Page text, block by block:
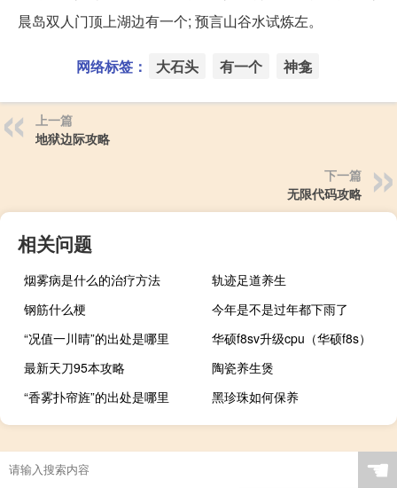
晨岛双人门顶上湖边有一个; 预言山谷水试炼左。
网络标签： 大石头 有一个 神龛
上一篇
地狱边际攻略
下一篇
无限代码攻略
相关问题
烟雾病是什么的治疗方法
轨迹足道养生
钢筋什么梗
今年是不是过年都下雨了
“况值一川晴”的出处是哪里
华硕f8sv升级cpu（华硕f8s）
最新天刀95本攻略
陶瓷养生煲
“香雾扑帘旌”的出处是哪里
黑珍珠如何保养
☚